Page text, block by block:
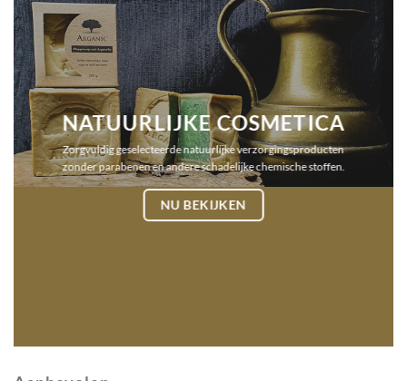
NATUURLIJKE COSMETICA
Zorgvuldig geselecteerde natuurlijke verzorgingsproducten
zonder parabenen en andere schadelijke chemische stoffen.
NU BEKIJKEN